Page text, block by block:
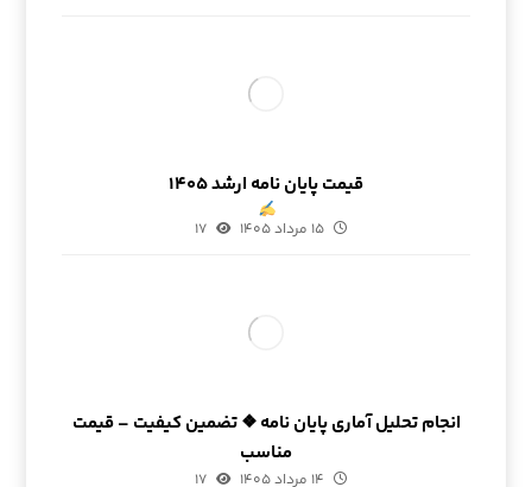
قیمت پایان نامه ارشد ۱۴۰۵
۱۵ مرداد ۱۴۰۵ ۱۷
انجام تحلیل آماری پایان نامه ❖ تضمین کیفیت – قیمت
مناسب
۱۴ مرداد ۱۴۰۵ ۱۷